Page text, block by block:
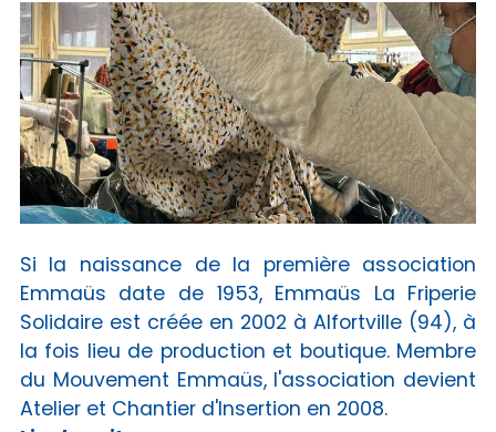
Si la naissance de la première association
Emmaüs date de 1953, Emmaüs La Friperie
Solidaire est créée en 2002 à Alfortville (94), à
la fois lieu de production et boutique. Membre
du Mouvement Emmaüs, l'association devient
Atelier et Chantier d'Insertion en 2008.